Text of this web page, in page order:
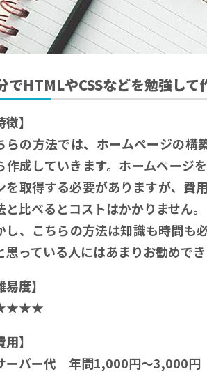
でHTMLやCSSなどを勉強して
徴】
らの方法では、ホームページの構
作成していきます。ホームページ
を取得する必要がありますが、費
と比べるとコストはかかりません。
し、こちらの方法は知識も時間も
思っている人にはあまりお勧めでき
易度】
用】
ーバー代 年間1,000円〜3,000円